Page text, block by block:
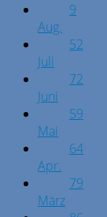
9
Aug.
52
Juli
72
Juni
59
Mai
64
Apr.
79
März